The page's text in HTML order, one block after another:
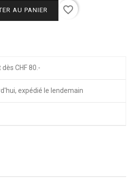
AU PANIER favorite_border
CHF 80.-
expédié le lendemain